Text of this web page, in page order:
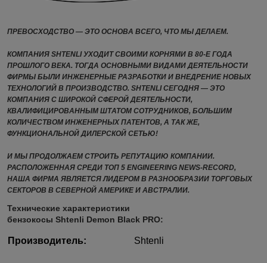
ПРЕВОСХОДСТВО ― ЭТО ОСНОВА ВСЕГО, ЧТО МЫ ДЕЛАЕМ.
КОМПАНИЯ SHTENLI УХОДИТ СВОИМИ КОРНЯМИ В 80-Е ГОДА
ПРОШЛОГО ВЕКА. ТОГДА ОСНОВНЫМИ ВИДАМИ ДЕЯТЕЛЬНОСТИ
ФИРМЫ БЫЛИ ИНЖЕНЕРНЫЕ РАЗРАБОТКИ И ВНЕДРЕНИЕ НОВЫХ
ТЕХНОЛОГИЙ В ПРОИЗВОДСТВО. SHTENLI СЕГОДНЯ ― ЭТО
КОМПАНИЯ С ШИРОКОЙ СФЕРОЙ ДЕЯТЕЛЬНОСТИ,
КВАЛИФИЦИРОВАННЫМ ШТАТОМ СОТРУДНИКОВ, БОЛЬШИМ
КОЛИЧЕСТВОМ ИНЖЕНЕРНЫХ ПАТЕНТОВ, А ТАК ЖЕ,
ФУНКЦИОНАЛЬНОЙ ДИЛЕРСКОЙ СЕТЬЮ!
И МЫ ПРОДОЛЖАЕМ СТРОИТЬ РЕПУТАЦИЮ КОМПАНИИ.
РАСПОЛОЖЕННАЯ СРЕДИ ТОП 5 ENGINEERING NEWS-RECORD,
НАША ФИРМА ЯВЛЯЕТСЯ ЛИДЕРОМ В РАЗНООБРАЗИИ ТОРГОВЫХ
СЕКТОРОВ В СЕВЕРНОЙ АМЕРИКЕ И АВСТРАЛИИ.
Технические характеристики
бензокосы Shtenli Demon Black PRO:
Производитель: Shtenli